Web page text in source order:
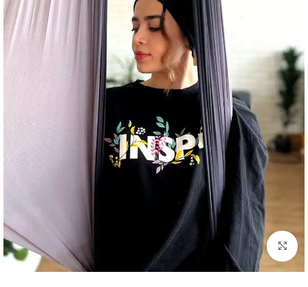
بزرگنمایی تصویر